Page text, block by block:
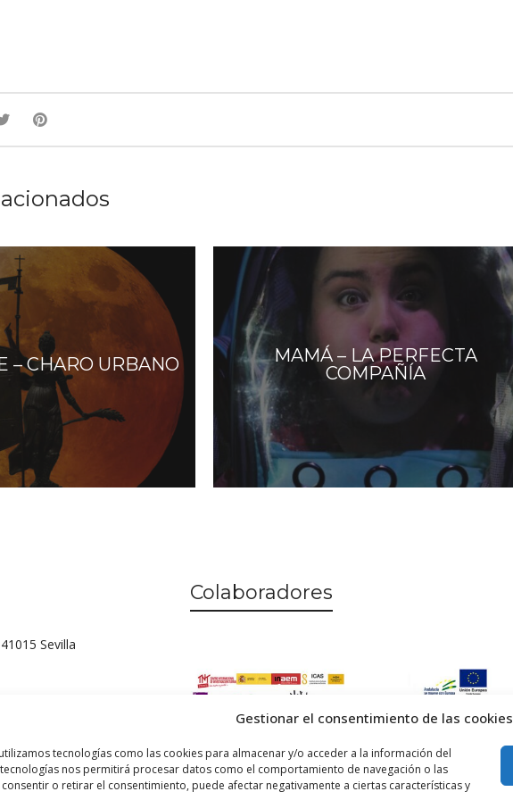
Gestionar el consentimiento de las cookies
tecnologías como las cookies para almacenar y/o acceder a la información del
nos permitirá procesar datos como el comportamiento de navegación o las
o retirar el consentimiento, puede afectar negativamente a ciertas características y
– CHARO URBANO
MAMÁ – LA PERFECTA
COMPAÑÍA
Sevilla
Colaboradores